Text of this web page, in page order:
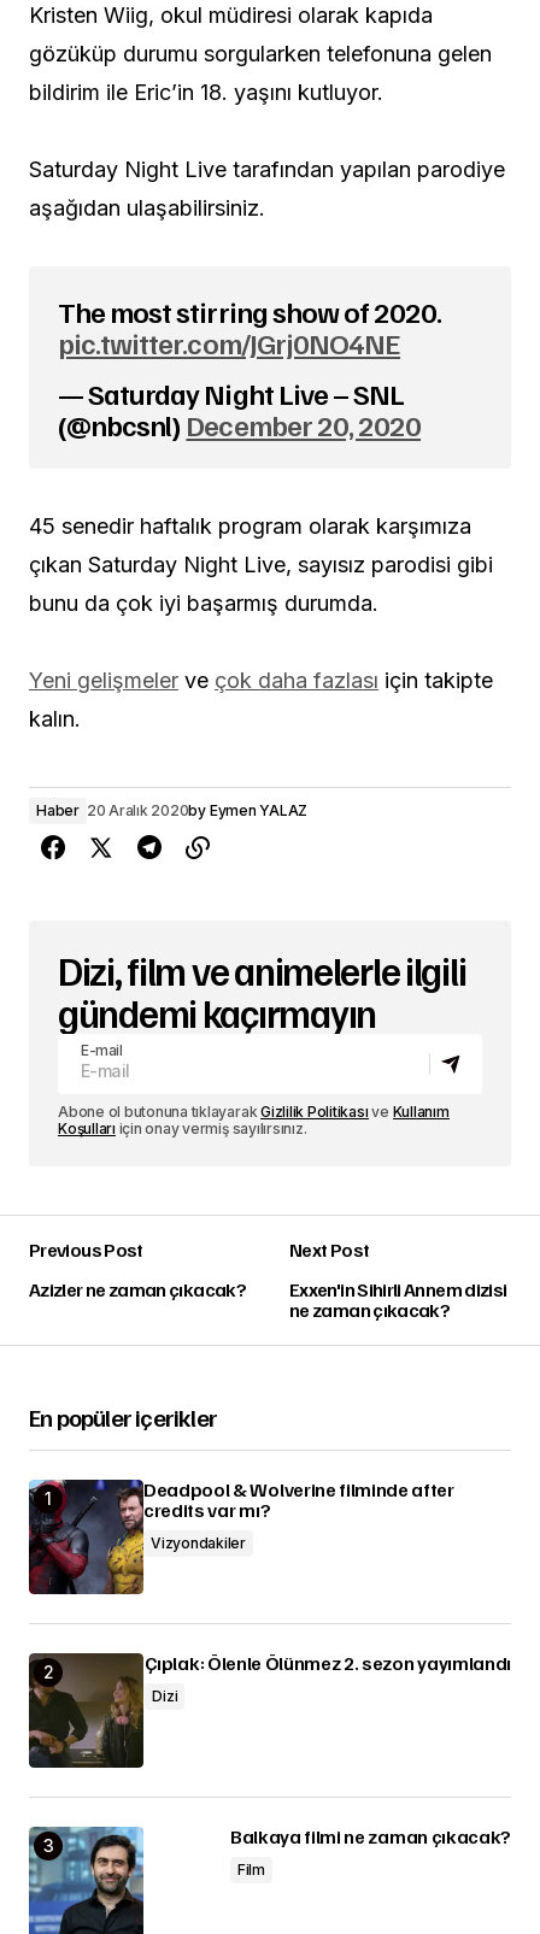
Kristen Wiig, okul müdiresi olarak kapıda
gözüküp durumu sorgularken telefonuna gelen
bildirim ile Eric’in 18. yaşını kutluyor.
Saturday Night Live tarafından yapılan parodiye
aşağıdan ulaşabilirsiniz.
The most stirring show of 2020.
pic.twitter.com/JGrj0NO4NE
— Saturday Night Live – SNL
(@nbcsnl) December 20, 2020
45 senedir haftalık program olarak karşımıza
çıkan Saturday Night Live, sayısız parodisi gibi
bunu da çok iyi başarmış durumda.
Yeni gelişmeler ve çok daha fazlası için takipte
kalın.
Haber 20 Aralık 2020by Eymen YALAZ
Dizi, film ve animelerle ilgili
gündemi kaçırmayın
E-mail
Abone ol butonuna tıklayarakGizlilik Politikası ve Kullanım
Koşulları için onay vermiş sayılırsınız.
Previous Post
Azizler ne zaman çıkacak?
Next Post
Exxen'in Sihirli Annem dizisi
ne zaman çıkacak?
En popüler içerikler
Deadpool & Wolverine filminde after
credits var mı?
Vizyondakiler
Çıplak: Ölenle Ölünmez 2. sezon yayımlandı
Dizi
Balkaya filmi ne zaman çıkacak?
Film